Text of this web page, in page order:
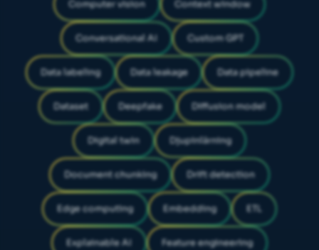
Computer vision Context window
Conversational AI Custom GPT
Data labeling Data leakage Data pipeline
Dataset Deepfake Diffusion model
Digital twin Djupinlärning
Document chunking Drift detection
Edge computing Embedding ETL
Explainable AI Feature engineering